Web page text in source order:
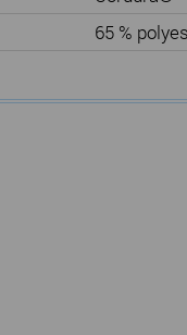
65 %